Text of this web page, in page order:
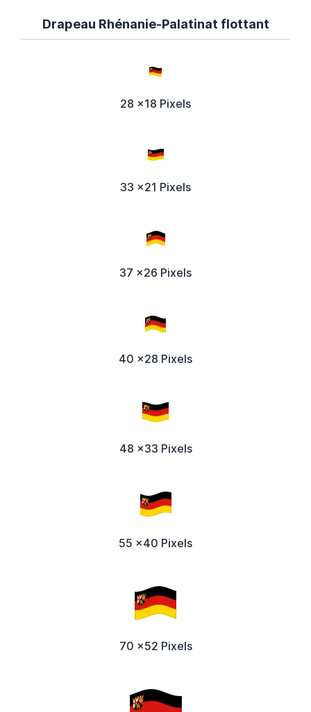
Drapeau Rhénanie-Palatinat flottant
28 x18 Pixels
33 x21 Pixels
37 x26 Pixels
40 x28 Pixels
48 x33 Pixels
55 x40 Pixels
70 x52 Pixels